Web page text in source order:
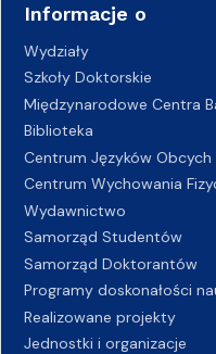
Informacje o
Wydziały
Szkoły Doktorskie
Międzynarodowe Centra
Biblioteka
Centrum Języków Obcych
Centrum Wychowania
Wydawnictwo
Samorząd Studentów
Samorząd Doktorantów
Programy doskonałości
Realizowane projekty
Jednostki i organizacje